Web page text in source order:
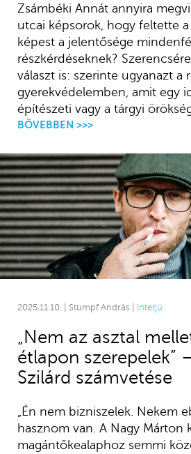
Zsámbéki Annát annyira
utcai képsorok, hogy feltette
képest a jelentősége
részkérdéseknek?
választ is: szerinte ugyanazt a
gyerekvédelemben, amit egy
építészeti vagy a tárgyi
BŐVEBBEN >>>
2025.11.10. | Stumpf András | Interjú
„Nem az asztal
étlapon szerepelek”
Szilárd számvetése
„Én nem bizniszelek. Nekem
hasznom van. A Nagy Márton
magántőkealaphoz semmi